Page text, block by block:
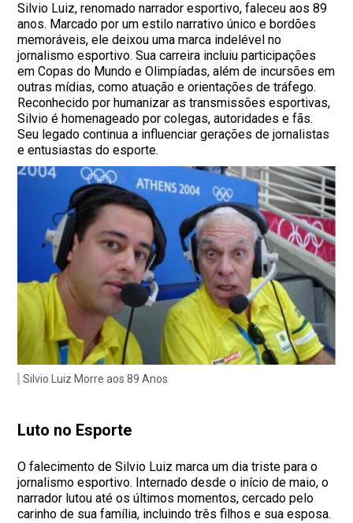
Silvio Luiz, renomado narrador esportivo, faleceu aos 89
anos. Marcado por um estilo narrativo único e bordões
memoráveis, ele deixou uma marca indelével no
jornalismo esportivo. Sua carreira incluiu participações
em Copas do Mundo e Olimpíadas, além de incursões em
outras mídias, como atuação e orientações de tráfego.
Reconhecido por humanizar as transmissões esportivas,
Silvio é homenageado por colegas, autoridades e fãs.
Seu legado continua a influenciar gerações de jornalistas
e entusiastas do esporte.
Silvio Luiz Morre aos 89 Anos
Luto no Esporte
O falecimento de Silvio Luiz marca um dia triste para o
jornalismo esportivo. Internado desde o início de maio, o
narrador lutou até os últimos momentos, cercado pelo
carinho de sua família, incluindo três filhos e sua esposa.